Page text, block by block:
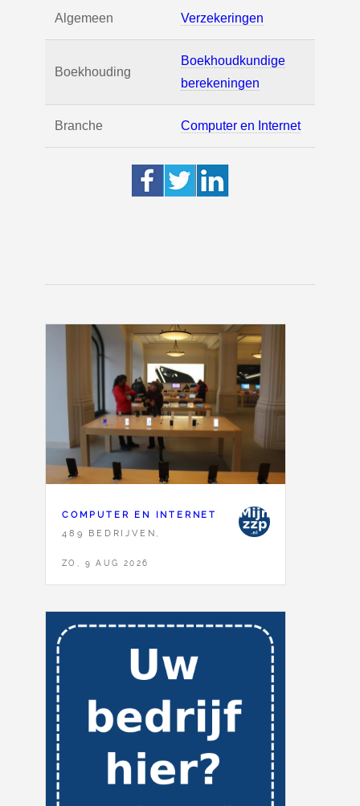
Algemeen Verzekeringen
Boekhouding
Boekhoudkundige
berekeningen
Branche Computer en Internet
COMPUTER EN INTERNET
489 BEDRIJVEN,
ZO, 9 AUG 2026